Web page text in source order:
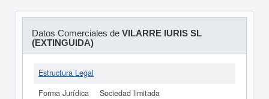
Datos Comerciales de VILARRE IURIS SL
(EXTINGUIDA)
Estructura Legal
Forma Jurídica
Sociedad limitada